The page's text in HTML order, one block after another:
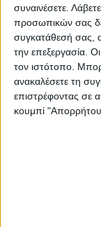
συναινέσετε.
προσωπικών σας
συγκατάθεσή σας,
την επεξεργασία.
τον ιστότοπο.
ανακαλέσετε τη
επιστρέφοντας σε
κουμπί